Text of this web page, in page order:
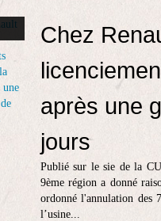
Chez
après une
jours
Publié sur le sie de la
9ème région a donné
ordonné l'annulation des
l’usine...